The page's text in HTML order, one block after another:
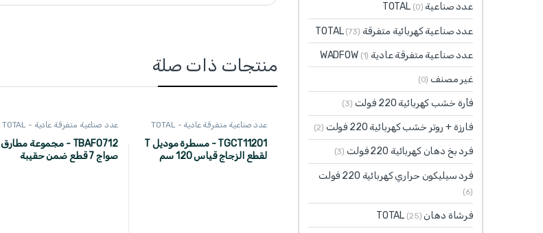
منتجات ذات صلة
عدد صناعية متفرقة عادية - TOTAL
TGCT11201 - مسطرة موديل T
لقطع الزجاج قياس 120 سم
عدد صناعية متفرقة عادية - TOTAL
TBAFO712 - مجموعة مطارق
صواج 7 قطع ضمن حقيبة
عدد صناعية TOTAL (0)
عدد صناعية كهربائية متفرقة TOTAL (73)
عدد صناعية متفرقة عادية WADFOW (1)
غير مصنف (0)
فأرة خشب كهربائية 220 فولت (3)
فارزة + روتر خشب كهربائية 220 فولت (2)
فرد بخ دهان كهربائية 220 فولت (3)
فرد سيليكون حراري كهربائية 220 فولت
(6)
فرشاة دهان TOTAL (25)